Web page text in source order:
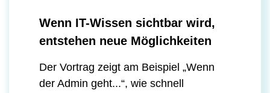
Wenn IT-Wissen sichtbar wird,
entstehen neue Möglichkeiten
Der Vortrag zeigt am Beispiel „Wenn
der Admin geht...“, wie schnell